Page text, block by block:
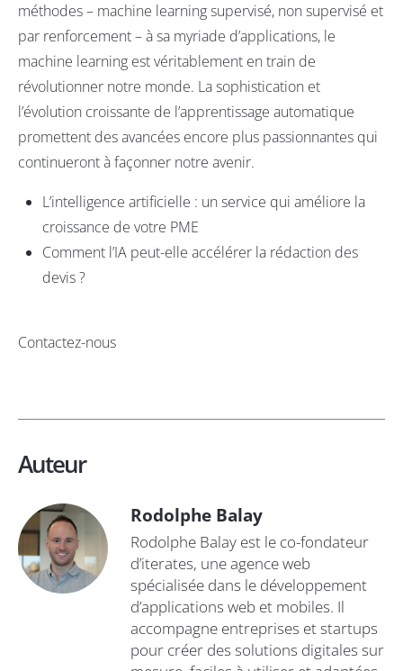
méthodes – machine learning supervisé, non supervisé et
par renforcement – à sa myriade d’applications, le
machine learning est véritablement en train de
révolutionner notre monde. La sophistication et
l’évolution croissante de l’apprentissage automatique
promettent des avancées encore plus passionnantes qui
continueront à façonner notre avenir.
L’intelligence artificielle : un service qui améliore la
croissance de votre PME
Comment l’IA peut-elle accélérer la rédaction des
devis ?
Contactez-nous
Auteur
Rodolphe Balay
Rodolphe Balay est le co-fondateur
d’iterates, une agence web
spécialisée dans le développement
d’applications web et mobiles. Il
accompagne entreprises et startups
pour créer des solutions digitales sur